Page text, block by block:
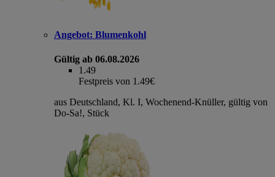
Angebot: Blumenkohl
Gültig ab 06.08.2026
1.49
Festpreis von 1.49€
aus Deutschland, Kl. I, Wochenend-Knüller, gültig von
Do-Sa!, Stück